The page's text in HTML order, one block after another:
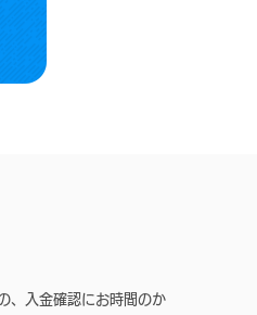
、入金確認にお時間のか